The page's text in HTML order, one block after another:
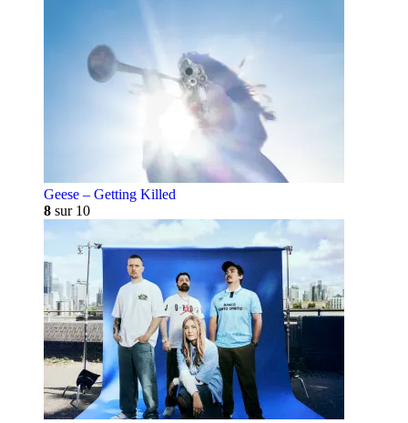
Geese – Getting Killed
8 sur 10